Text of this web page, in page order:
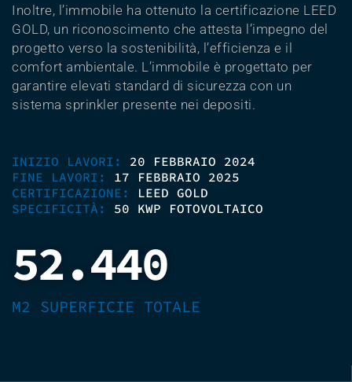
Inoltre, l’immobile ha ottenuto la certificazione LEED
GOLD, un riconoscimento che attesta l’impegno del
progetto verso la sostenibilità, l’efficienza e il
comfort ambientale. L’immobile è progettato per
garantire elevati standard di sicurezza con un
sistema sprinkler presente nei depositi.
INIZIO LAVORI: 20 FEBBRAIO 2024
FINE LAVORI: 17 FEBBRAIO 2025
CERTIFICAZIONE: LEED GOLD
SPECIFICITÀ: 50 KWP FOTOVOLTAICO
M2 SUPERFICIE TOTALE
52.440